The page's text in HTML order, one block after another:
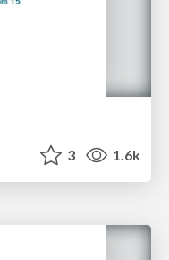
3 1.6k